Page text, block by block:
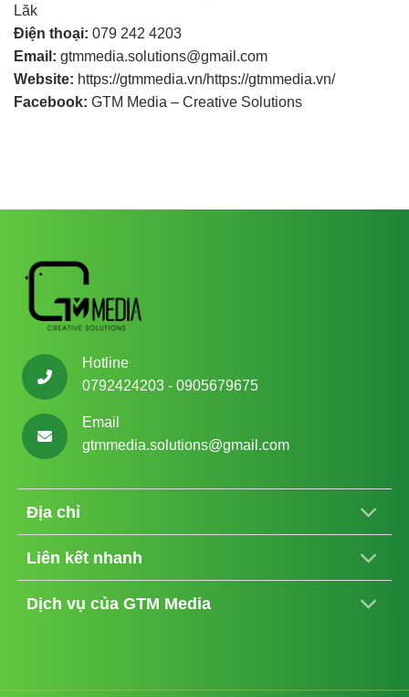
Lăk
Điện thoại: 079 242 4203
Email: gtmmedia.solutions@gmail.com
Website: https://gtmmedia.vn/https://gtmmedia.vn/
Facebook: GTM Media – Creative Solutions
Hotline
0792424203 - 0905679675
Email
gtmmedia.solutions@gmail.com
Địa chỉ
Liên kết nhanh
Dịch vụ của GTM Media